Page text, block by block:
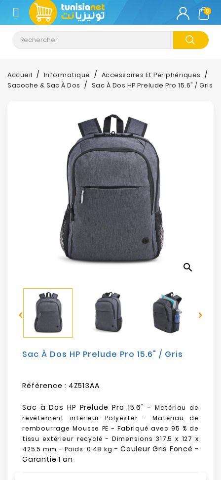
CATÉGORIE
Climatisation
Informatique
Electroménager
Sécurité
Mobilités
0
Accueil Informatique
Accessoires Et Périphériques
Sacoche & Sac À Dos
Sac À Dos HP Prelude Pro 15.6" / Gris
search
 
Sac À Dos HP Prelude Pro 15.6" / Gris
Référence : 4Z513AA
Sac à Dos HP Prelude Pro 15.6" - Matériau de
revêtement intérieur Polyester -Matériau de
rembourrage Mousse PE -Fabriqué avec 95 % de
tissu extérieur recyclé - Dimensions317.5 x 127 x
425.5 mm - Poids:0.48 kg - Couleur Gris Foncé -
Garantie 1 an